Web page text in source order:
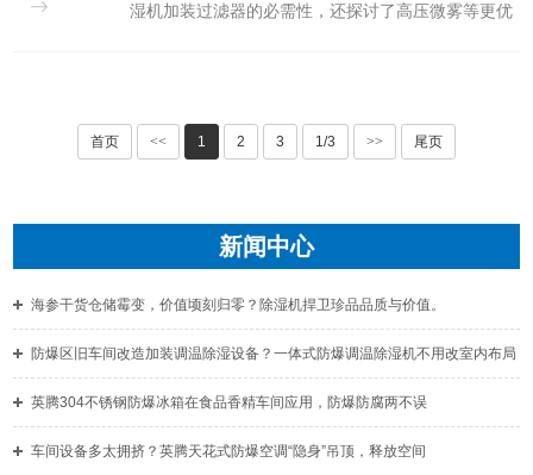
湿机加装过滤器的必需性，还探讨了高压微雾等更优
首页 << 1 2 3 1/3 >> 尾页
新闻中心
海参干货仓储霉变，价值顷刻归零？除湿机捍卫珍品品质与价值。
防爆区旧车间改造加装调温除湿设备？一体式防爆调温除湿机不用改室内布局
英腾304不锈钢防爆冰箱在食品香精车间应用，防爆防腐两不误
车间设备多太拥挤？英腾天花式防爆空调“隐身”吊顶，释放空间